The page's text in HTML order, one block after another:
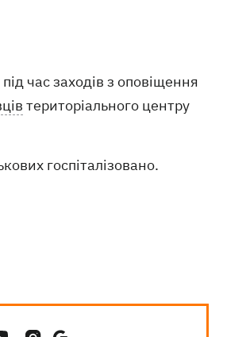
час заходів з оповіщення
територіального центру
госпіталізовано.